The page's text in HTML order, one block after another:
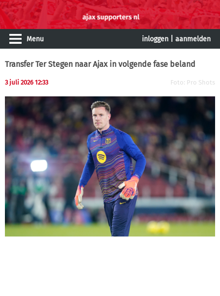
Menu inloggen aanmelden
Transfer Ter Stegen naar Ajax in volgende fase beland
3 juli 2026 12:33 Foto: Pro Shots